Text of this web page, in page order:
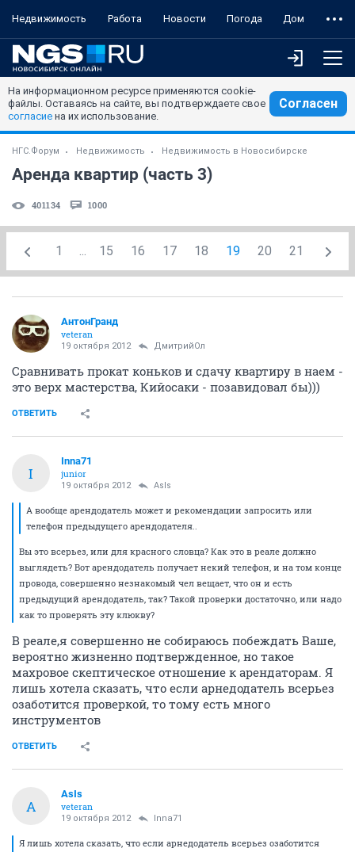
Недвижимость Работа Новости Погода Дом
На информационном ресурсе применяются cookie-
файлы. Оставаясь на сайте, вы подтверждаете свое
согласие на их использование.
Согласен
НГС.Форум Недвижимость Недвижимость в Новосибирске
Аренда квартир (часть 3)
401134 1000
1 ... 15 16 17 18 19 20 21
АнтонГранд
veteran
19 октября 2012 ДмитрийОл
Сравнивать прокат коньков и сдачу квартиру в наем -
это верх мастерства, Кийосаки - позавидовал бы)))
ОТВЕТИТЬ
I
Inna71
junior
19 октября 2012 AsIs
А вообще арендодатель может и рекомендации запросить или
телефон предыдущего арендодателя..
Вы это всерьез, или для красного словца? Как это в реале должно
выглядеть? Вот арендодатель получает некий телефон, и на том конце
провода, совершенно незнакомый чел вещает, что он и есть
предыдущий арендодатель, так? Такой проверки достаточно, или надо
как то проверять эту клюкву?
В реале,я совершенно не собираюсь побеждать Ваше,
вероятно жизненно подтвержденное, но такое
махровое скептическое отношение к арендаторам. Я
лишь хотела сказать, что если арнедодатель всерьез
озаботится проверкой, то тому есть много
инструментов
ОТВЕТИТЬ
A
AsIs
veteran
19 октября 2012 Inna71
Я лишь хотела сказать, что если арнедодатель всерьез озаботится